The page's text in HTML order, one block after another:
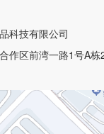
科技有限公司
作区前湾一路1号A栋